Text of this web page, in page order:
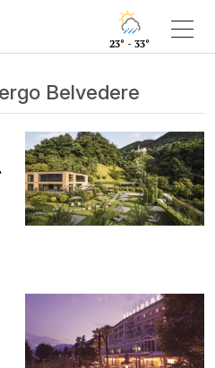
23° - 33°
Belvedere